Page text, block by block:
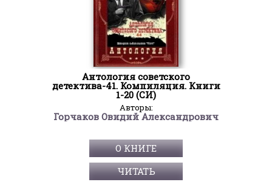
Антология советского
детектива-41. Компиляция. Книги
1-20 (СИ)
Авторы:
Горчаков Овидий Александрович
О КНИГЕ
ЧИТАТЬ